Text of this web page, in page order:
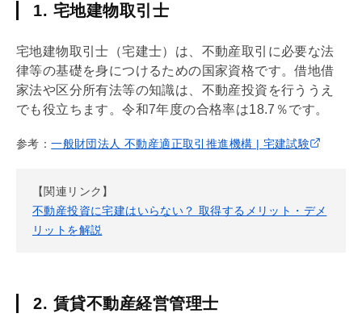
1. 宅地建物取引士
宅地建物取引士（宅建士）は、不動産取引に必要な法
律等の基礎を身につけるための国家資格です。借地借
家法や区分所有法等の知識は、不動産投資を行ううえ
でも役立ちます。令和7年度の合格率は18.7％です。
参考：一般財団法人 不動産適正取引推進機構 | 宅建試験
【関連リンク】
不動産投資に宅建はいらない？ 取得するメリット・デメ
リットを解説
2. 賃貸不動産経営管理士